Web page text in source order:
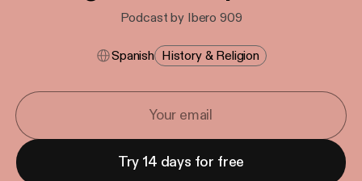
Podcast by Ibero 909
Spanish History & Religion
Try 14 days for free